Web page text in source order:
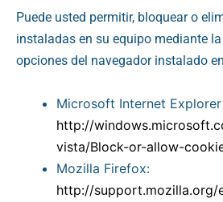
Puede usted permitir, bloquear o
instaladas en su equipo mediante
opciones del navegador instalado
Microsoft Internet
http://
vista/Block-or-allow-
Mozilla Firefox:
http://support.mozilla.org/